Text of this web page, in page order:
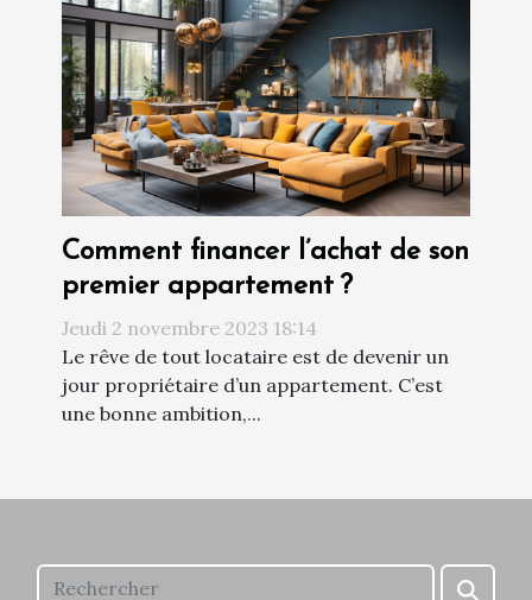
Comment financer l’achat de son
premier appartement ?
Jeudi 2 novembre 2023 18:14
Le rêve de tout locataire est de devenir un
jour propriétaire d’un appartement. C’est
une bonne ambition,...